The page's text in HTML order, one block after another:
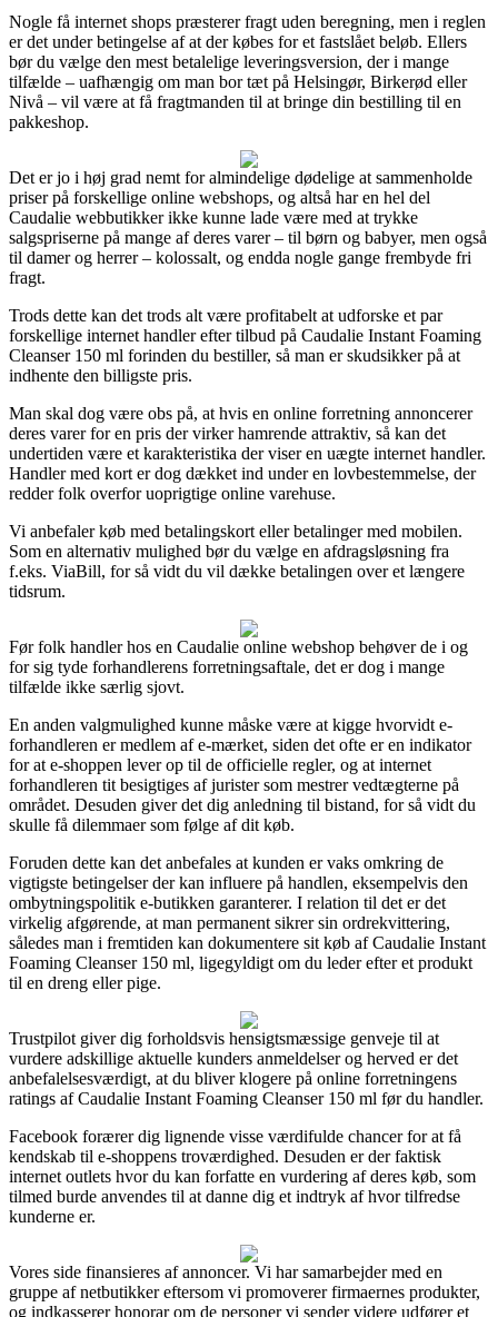
Nogle få internet shops præsterer fragt uden beregning, men i reglen
er det under betingelse af at der købes for et fastslået beløb. Ellers
bør du vælge den mest betalelige leveringsversion, der i mange
tilfælde – uafhængig om man bor tæt på Helsingør, Birkerød eller
Nivå – vil være at få fragtmanden til at bringe din bestilling til en
pakkeshop.
Det er jo i høj grad nemt for almindelige dødelige at sammenholde
priser på forskellige online webshops, og altså har en hel del
Caudalie webbutikker ikke kunne lade være med at trykke
salgspriserne på mange af deres varer – til børn og babyer, men også
til damer og herrer – kolossalt, og endda nogle gange frembyde fri
fragt.
Trods dette kan det trods alt være profitabelt at udforske et par
forskellige internet handler efter tilbud på Caudalie Instant Foaming
Cleanser 150 ml forinden du bestiller, så man er skudsikker på at
indhente den billigste pris.
Man skal dog være obs på, at hvis en online forretning annoncerer
deres varer for en pris der virker hamrende attraktiv, så kan det
undertiden være et karakteristika der viser en uægte internet handler.
Handler med kort er dog dækket ind under en lovbestemmelse, der
redder folk overfor uoprigtige online varehuse.
Vi anbefaler køb med betalingskort eller betalinger med mobilen.
Som en alternativ mulighed bør du vælge en afdragsløsning fra
f.eks. ViaBill, for så vidt du vil dække betalingen over et længere
tidsrum.
Før folk handler hos en Caudalie online webshop behøver de i og
for sig tyde forhandlerens forretningsaftale, det er dog i mange
tilfælde ikke særlig sjovt.
En anden valgmulighed kunne måske være at kigge hvorvidt e-
forhandleren er medlem af e-mærket, siden det ofte er en indikator
for at e-shoppen lever op til de officielle regler, og at internet
forhandleren tit besigtiges af jurister som mestrer vedtægterne på
området. Desuden giver det dig anledning til bistand, for så vidt du
skulle få dilemmaer som følge af dit køb.
Foruden dette kan det anbefales at kunden er vaks omkring de
vigtigste betingelser der kan influere på handlen, eksempelvis den
ombytningspolitik e-butikken garanterer. I relation til det er det
virkelig afgørende, at man permanent sikrer sin ordrekvittering,
således man i fremtiden kan dokumentere sit køb af Caudalie Instant
Foaming Cleanser 150 ml, ligegyldigt om du leder efter et produkt
til en dreng eller pige.
Trustpilot giver dig forholdsvis hensigtsmæssige genveje til at
vurdere adskillige aktuelle kunders anmeldelser og herved er det
anbefalelsesværdigt, at du bliver klogere på online forretningens
ratings af Caudalie Instant Foaming Cleanser 150 ml før du handler.
Facebook forærer dig lignende visse værdifulde chancer for at få
kendskab til e-shoppens troværdighed. Desuden er der faktisk
internet outlets hvor du kan forfatte en vurdering af deres køb, som
tilmed burde anvendes til at danne dig et indtryk af hvor tilfredse
kunderne er.
Vores side finansieres af annoncer. Vi har samarbejder med en
gruppe af netbutikker eftersom vi promoverer firmaernes produkter,
og indkasserer honorar om de personer vi sender videre udfører et